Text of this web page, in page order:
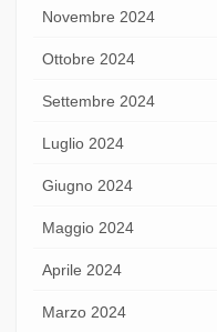
Novembre 2024
Ottobre 2024
Settembre 2024
Luglio 2024
Giugno 2024
Maggio 2024
Aprile 2024
Marzo 2024